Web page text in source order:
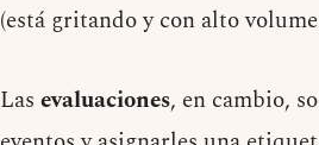
(está gritando y con alto
Las evaluaciones, en cambio,